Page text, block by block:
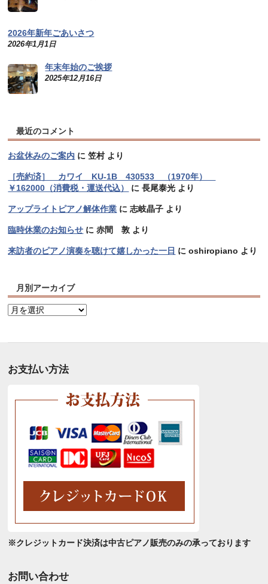
2026年新年ごあいさつ
2026年1月1日
年末年始のご挨拶
2025年12月16日
最近のコメント
お盆休みのご案内 に笠村より
［売約済］ カワイ KU-1B 430533 （1970年）
￥162000（消費税・運送代込）
に長尾泰光 より
アップライトピアノ解体作業 に志岐晶子 より
臨時休業のお知らせ に赤間 敦 より
来訪者のピアノ演奏を聴けて嬉しかった一日 にoshiropiano より
月別アーカイブ
月
カ
お支払い方法
※クレジットカード決済は中古ピアノ販売のみの承っております
お問い合わせ